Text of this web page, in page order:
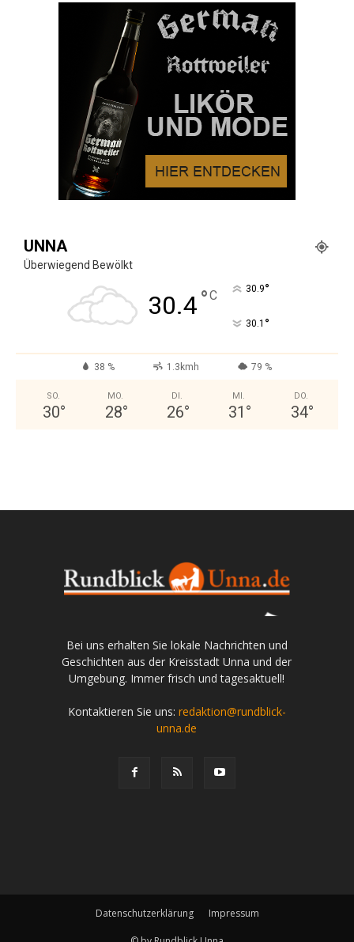
UNNA
Überwiegend Bewölkt
30.4°C 30.9°
30.1 °
38 % 1.3kmh 79 %
SO.
30°
MO.
28°
DI.
26°
MI.
31 °
DO.
34°
Bei uns erhalten Sie lokale Nachrichten und
Geschichten aus der Kreisstadt Unna und der
Umgebung. Immer frisch und tagesaktuell!
Kontaktieren Sie uns: redaktion@rundblick-
unna.de
Datenschutzerklärung Impressum